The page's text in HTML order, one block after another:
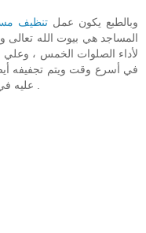
وبالطبع يكون عمل تنظيف
المساجد هي بيوت الله تعالى
لأداء الصلوات الخمس ،
في أسرع وقت ويتم تجفيفه